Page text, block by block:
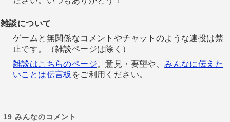
雑談について
ゲームと無関係なコメントやチャットのような連投は禁
止です。（雑談ページは除く）
雑談はこちらのページ。意見・要望や、みんなに伝えた
いことは伝言板 をご利用ください。
19 みんなのコメント